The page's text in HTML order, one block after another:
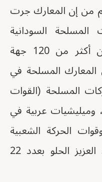
من إن المعارك جرت
السودانية
وقوات الدعم السريع إلا أن أكثر من 120 جهة
المسلحة في
المسلحة (القوات
273 معركة، وميليشيات عربية في
معركة، وقوات الحركة الشعبية
لتحرير السودان بقيادة عبد العزيز الحلو بعدد 22